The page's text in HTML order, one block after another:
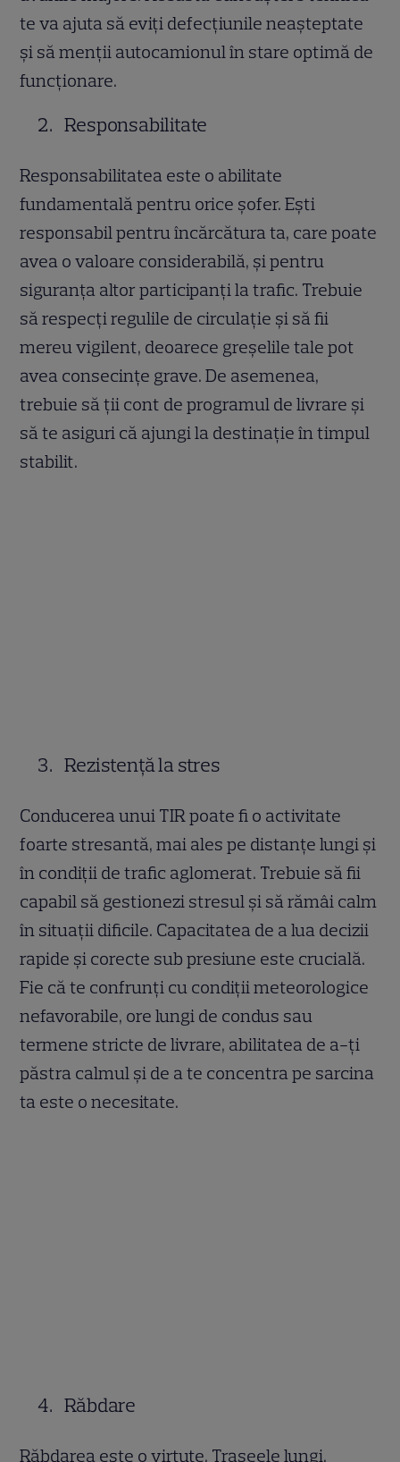
te va ajuta să eviți defecțiunile neașteptate
și să menții autocamionul în stare optimă de
funcționare.
Responsabilitate
Responsabilitatea este o abilitate
fundamentală pentru orice șofer. Ești
responsabil pentru încărcătura ta, care poate
avea o valoare considerabilă, și pentru
siguranța altor participanți la trafic. Trebuie
să respecți regulile de circulație și să fii
mereu vigilent, deoarece greșelile tale pot
avea consecințe grave. De asemenea,
trebuie să ții cont de programul de livrare și
să te asiguri că ajungi la destinație în timpul
stabilit.
Rezistență la stres
Conducerea unui TIR poate fi o activitate
foarte stresantă, mai ales pe distanțe lungi și
în condiții de trafic aglomerat. Trebuie să fii
capabil să gestionezi stresul și să rămâi calm
în situații dificile. Capacitatea de a lua decizii
rapide și corecte sub presiune este crucială.
Fie că te confrunți cu condiții meteorologice
nefavorabile, ore lungi de condus sau
termene stricte de livrare, abilitatea de a-ți
păstra calmul și de a te concentra pe sarcina
ta este o necesitate.
Răbdare
Răbdarea este o virtute. Traseele lungi,